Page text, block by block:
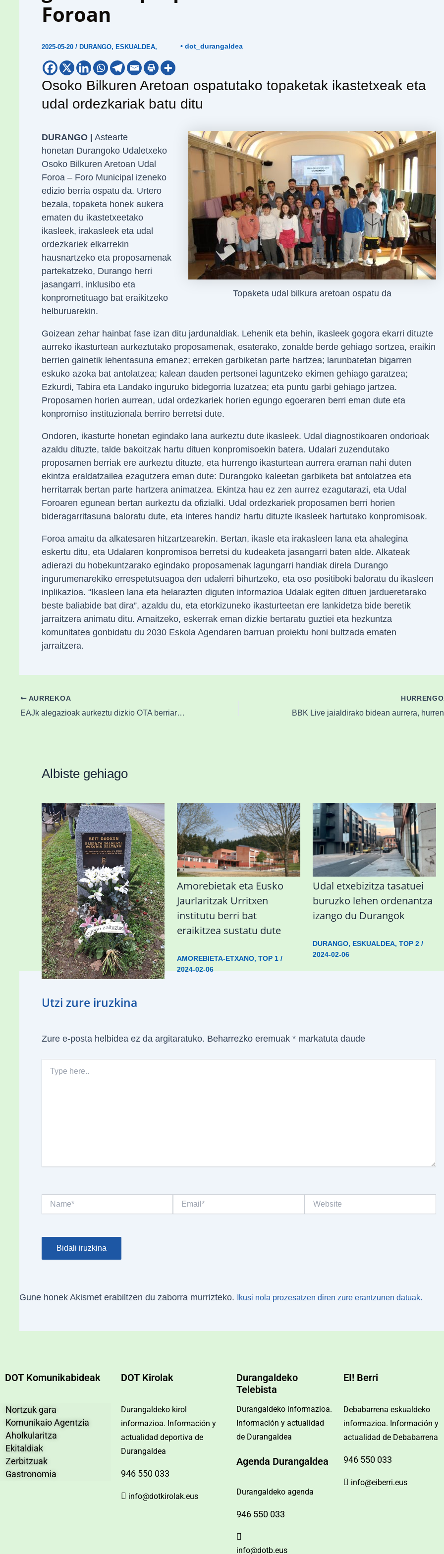
Foroan
2025-05-20 / DURANGO, ESKUALDEA, • dot_durangaldea
Osoko Bilkuren Aretoan ospatutako topaketak ikastetxeak eta
udal ordezkariak batu ditu
Topaketa udal bilkura aretoan ospatu da
DURANGO |
Astearte
honetan Durangoko Udaletxeko
Osoko Bilkuren Aretoan Udal
Foroa – Foro Municipal izeneko
edizio berria ospatu da. Urtero
bezala, topaketa honek aukera
ematen du ikastetxeetako
ikasleek, irakasleek eta udal
ordezkariek elkarrekin
hausnartzeko eta proposamenak
partekatzeko, Durango herri
jasangarri, inklusibo eta
konprometituago bat eraikitzeko
helburuarekin.
Goizean zehar hainbat fase izan ditu jardunaldiak. Lehenik eta behin, ikasleek gogora ekarri dituzte
aurreko ikasturtean aurkeztutako proposamenak, esaterako, zonalde berde gehiago sortzea, eraikin
berrien gainetik lehentasuna emanez; erreken garbiketan parte hartzea; larunbatetan bigarren
eskuko azoka bat antolatzea; kalean dauden pertsonei laguntzeko ekimen gehiago garatzea;
Ezkurdi, Tabira eta Landako inguruko bidegorria luzatzea; eta puntu garbi gehiago jartzea.
Proposamen horien aurrean, udal ordezkariek horien egungo egoeraren berri eman dute eta
konpromiso instituzionala berriro berretsi dute.
Ondoren, ikasturte honetan egindako lana aurkeztu dute ikasleek. Udal diagnostikoaren ondorioak
azaldu dituzte, talde bakoitzak hartu dituen konpromisoekin batera. Udalari zuzendutako
proposamen berriak ere aurkeztu dituzte, eta hurrengo ikasturtean aurrera eraman nahi duten
ekintza eraldatzailea ezagutzera eman dute: Durangoko kaleetan garbiketa bat antolatzea eta
herritarrak bertan parte hartzera animatzea. Ekintza hau ez zen aurrez ezagutarazi, eta Udal
Foroaren egunean bertan aurkeztu da ofizialki. Udal ordezkariek proposamen berri horien
bideragarritasuna baloratu dute, eta interes handiz hartu dituzte ikasleek hartutako konpromisoak.
Foroa amaitu da alkatesaren hitzartzearekin. Bertan, ikasle eta irakasleen lana eta ahalegina
eskertu ditu, eta Udalaren konpromisoa berretsi du kudeaketa jasangarri baten alde. Alkateak
adierazi du hobekuntzarako egindako proposamenak lagungarri handiak direla Durango
ingurumenarekiko errespetutsuagoa den udalerri bihurtzeko, eta oso positiboki baloratu du ikasleen
inplikazioa. “Ikasleen lana eta helarazten diguten informazioa Udalak egiten dituen jardueretarako
beste baliabide bat dira”, azaldu du, eta etorkizuneko ikasturteetan ere lankidetza bide beretik
jarraitzera animatu ditu. Amaitzeko, eskerrak eman dizkie bertaratu guztiei eta hezkuntza
komunitatea gonbidatu du 2030 Eskola Agendaren barruan proiektu honi bultzada ematen
jarraitzera.
AURREKOA
EAJk alegazioak aurkeztu dizkio OTA berriari, Matienako merkataritza babesteko
Albiste gehiago
«Azkenengo 40 urteetan
Zaldibar jo zuen
ingurumen-
hondamendirik larriena»
ESKUALDEA,ZALDIBAR/2024-02-
06
Amorebietak eta Eusko
Jaurlaritzak Urritxen
institutu berri bat
eraikitzea sustatu dute
AMOREBIETA-ETXANO,TOP 1 /
2024-02-06
Udal etxebizitza tasatuei
buruzko lehen ordenantza
izango du Durangok
DURANGO, ESKUALDEA,TOP 2 /
2024-02-06
Utzi zure iruzkina
Zure e-posta helbidea ez da argitaratuko. Beharrezko eremuak *markatuta daude
here..
Gune honek Akismet erabiltzen du zaborra murrizteko. Ikusi nola prozesatzen diren zure erantzunen datuak.
DOT Komunikabideak
Nortzuk gara
Komunikaio Agentzia
Aholkularitza
Ekitaldiak
Zerbitzuak
Gastronomia
DOT Kirolak
Durangaldeko kirol
informazioa. Información y
actualidad deportiva de
Durangaldea
946 550 033
info@dotkirolak.eus
Durangaldeko
Telebista
Durangaldeko informazioa.
Información y actualidad
de Durangaldea
Agenda Durangaldea
Durangaldeko agenda
946 550 033
info@dotb.eus
EI! Berri
Debabarrena eskualdeko
informazioa. Información y
actualidad de Debabarrena
946 550 033
info@eiberri.eus